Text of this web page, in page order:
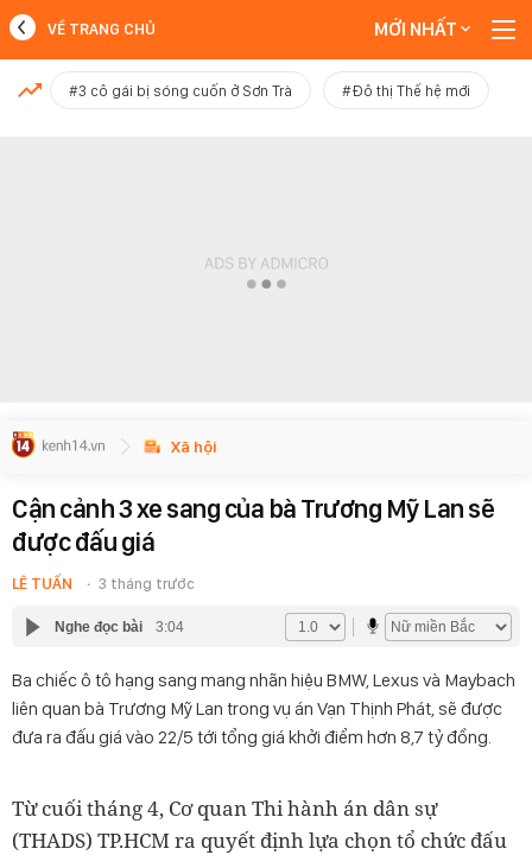
MỚI NHẤT
VỀ TRANG CHỦ MỚI NHẤT
#3 cô gái bị sóng cuốn ở Sơn Trà #Đô thị Thế hệ mới
Xã hội
Cận cảnh 3 xe sang của bà Trương Mỹ Lan sẽ
được đấu giá
LÊ TUẤN 3 tháng trước
Nghe đọc bài 3:04
Ba chiếc ô tô hạng sang mang nhãn hiệu BMW, Lexus và Maybach
liên quan bà Trương Mỹ Lan trong vụ án Vạn Thịnh Phát, sẽ được
đưa ra đấu giá vào 22/5 tới tổng giá khởi điểm hơn 8,7 tỷ đồng.
Từ cuối tháng 4, Cơ quan Thi hành án dân sự
(THADS) TP.HCM ra quyết định lựa chọn tổ chức đấu